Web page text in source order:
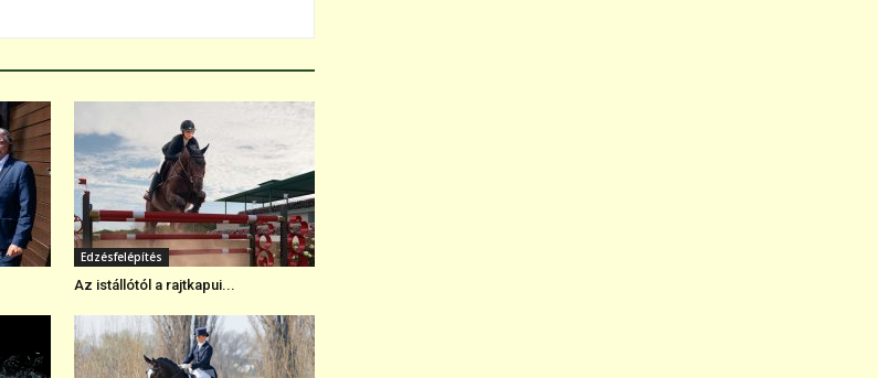
Edzésfelépítés
Az istállótól a rajtkapui...